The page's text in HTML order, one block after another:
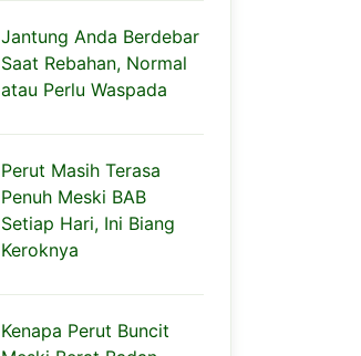
Jantung Anda Berdebar
Saat Rebahan, Normal
atau Perlu Waspada
Perut Masih Terasa
Penuh Meski BAB
Setiap Hari, Ini Biang
Keroknya
Kenapa Perut Buncit